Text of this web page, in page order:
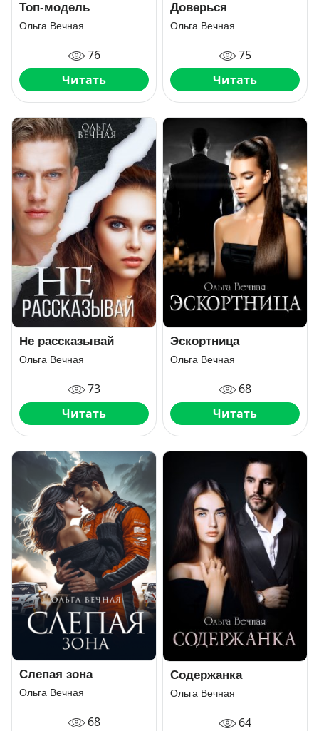
Топ-модель
Ольга Вечная
76
Читать
Доверься
Ольга Вечная
75
Читать
Не рассказывай
Ольга Вечная
73
Читать
Эскортница
Ольга Вечная
68
Читать
Слепая зона
Ольга Вечная
68
Содержанка
Ольга Вечная
64